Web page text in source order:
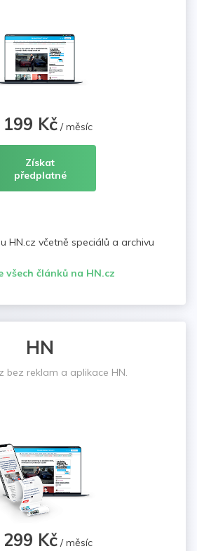
199 Kč/ měsíc
Získat
předplatné
HN.cz včetně speciálů a archivu
všech článků na HN.cz
HN
bez reklam a aplikace HN.
299 Kč/ měsíc